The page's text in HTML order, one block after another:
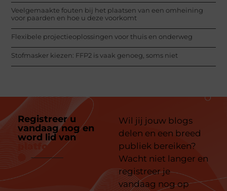
Veelgemaakte fouten bij het plaatsen van een omheining
voor paarden en hoe u deze voorkomt
Flexibele projectieoplossingen voor thuis en onderweg
Stofmasker kiezen: FFP2 is vaak genoeg, soms niet
Registreer u
vandaag nog en
word lid van
platform
Wil jij jouw blogs
delen en een breed
publiek bereiken?
Wacht niet langer en
registreer je
vandaag nog op